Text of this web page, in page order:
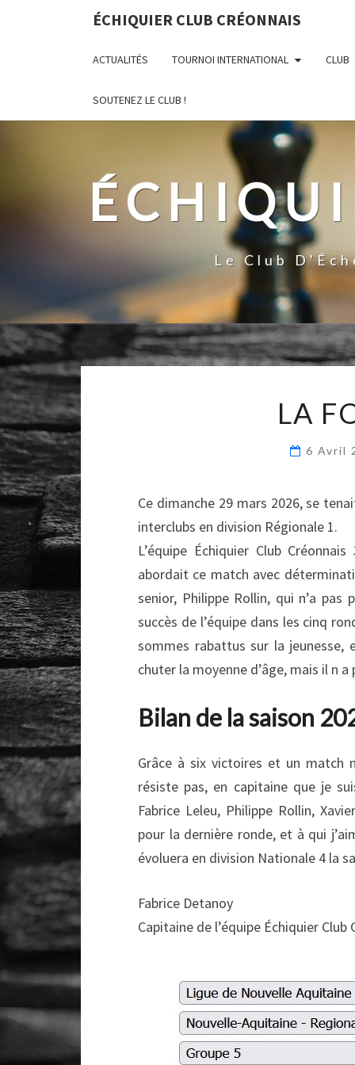
ÉCHIQUIER CLUB CRÉONNAIS
ACTUALITÉS TOURNOI INTERNATIONAL CLUB
SOUTENEZ LE CLUB !
Le Club
LA
6 Avril
Ce dimanche 29 mars 2026, se
interclubs en division Régionale 1.
L’équipe Échiquier Club
abordait ce match avec
senior, Philippe Rollin, qui n’a
succès de l’équipe dans les cinq
sommes rabattus sur la jeunesse,
chuter la moyenne d’âge, mais il n
Bilan de la saison
Grâce à six victoires et un match
résiste pas, en capitaine que je
Fabrice Leleu, Philippe Rollin,
pour la dernière ronde, et à qui
évoluera en division Nationale 4 la
Fabrice Detanoy
Capitaine de l’équipe Échiquier Club